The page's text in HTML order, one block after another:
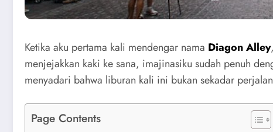
Ketika aku pertama kali mendengar nama Diagon Alley
menjejakkan kaki ke sana, imajinasiku sudah penuh
menyadari bahwa liburan kali ini bukan sekadar
Page Contents